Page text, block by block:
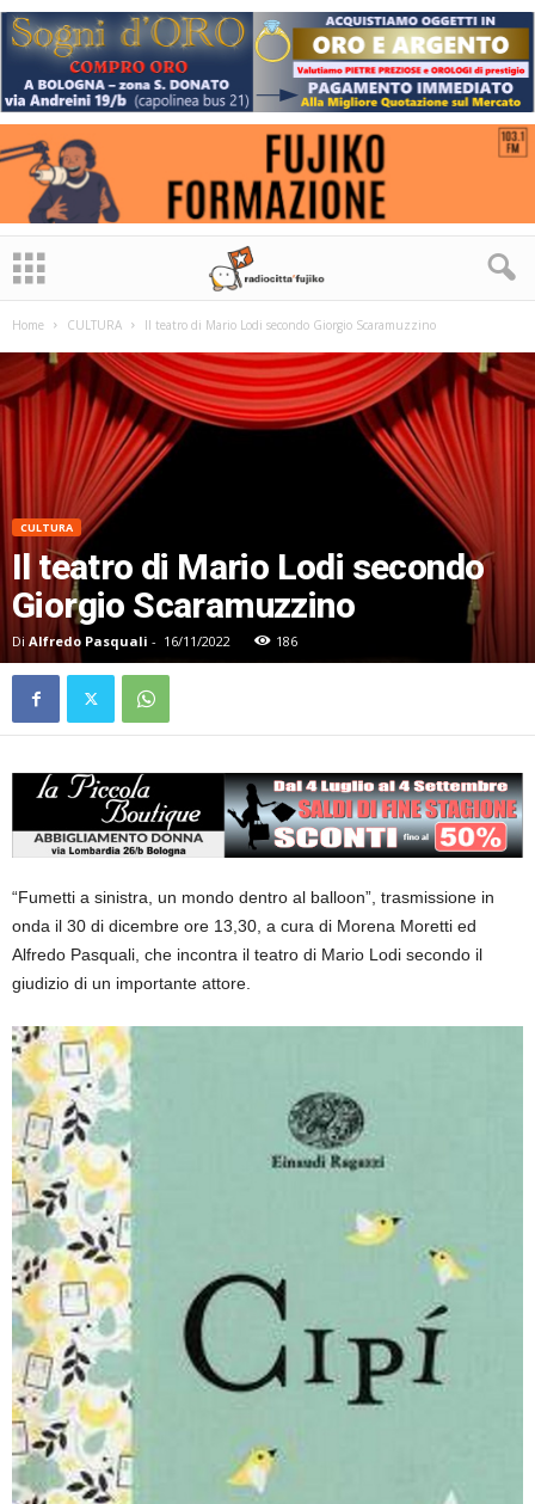
Home CULTURA Il teatro di Mario Lodi secondo Giorgio Scaramuzzino
CULTURA
Il teatro di Mario Lodi secondo
Giorgio Scaramuzzino
Di Alfredo Pasquali - 16/11/2022 186
“Fumetti a sinistra, un mondo dentro al balloon”, trasmissione in
onda il 30 di dicembre ore 13,30, a cura di Morena Moretti ed
Alfredo Pasquali, che incontra il teatro di Mario Lodi secondo il
giudizio di un importante attore.